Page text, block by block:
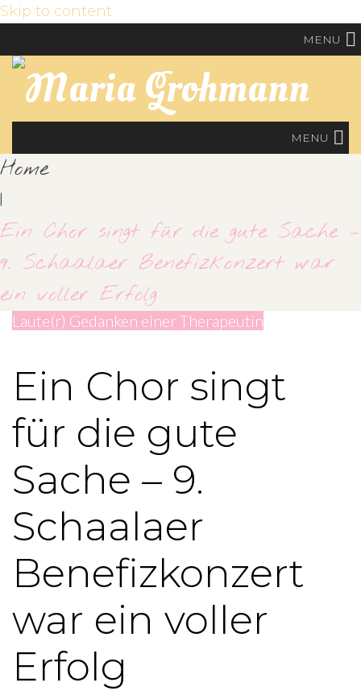
Skip to content
MENU
MENU
Home
|
Ein Chor singt für die gute Sache –
9. Schaalaer Benefizkonzert war
ein voller Erfolg
Laute(r) Gedanken einer Therapeutin
Ein Chor singt
für die gute
Sache – 9.
Schaalaer
Benefizkonzert
war ein voller
Erfolg